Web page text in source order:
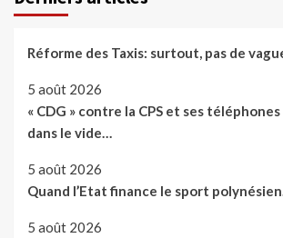
Réforme des Taxis: surtout, pas de
5 août 2026
« CDG » contre la CPS et ses
dans le vide…
5 août 2026
Quand l’Etat finance le sport
5 août 2026